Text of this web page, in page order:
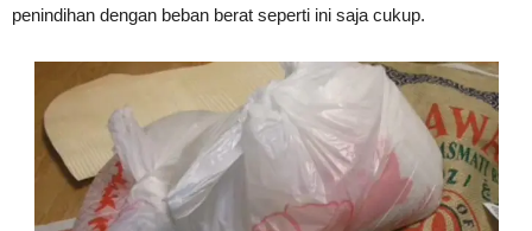
penindihan dengan beban berat seperti ini saja cukup.